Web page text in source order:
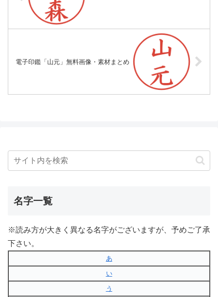
電子印鑑「山元」無料画像・素材まとめ
名字一覧
※読み方が大きく異なる名字がございますが、予めご了承
下さい。
あ
い
う